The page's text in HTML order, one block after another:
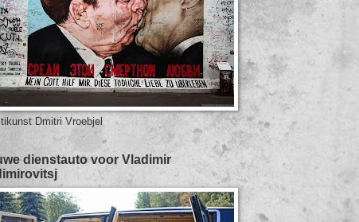
Dmitri Vroebjel
dienstauto voor Vladimir